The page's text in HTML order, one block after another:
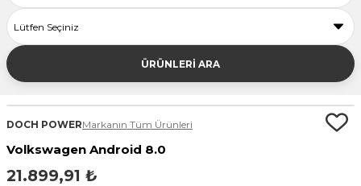
ÜRÜNLERİ ARA
DOCH POWERMarkanın Tüm Ürünleri
Volkswagen Android 8.0
21.899,91 ₺